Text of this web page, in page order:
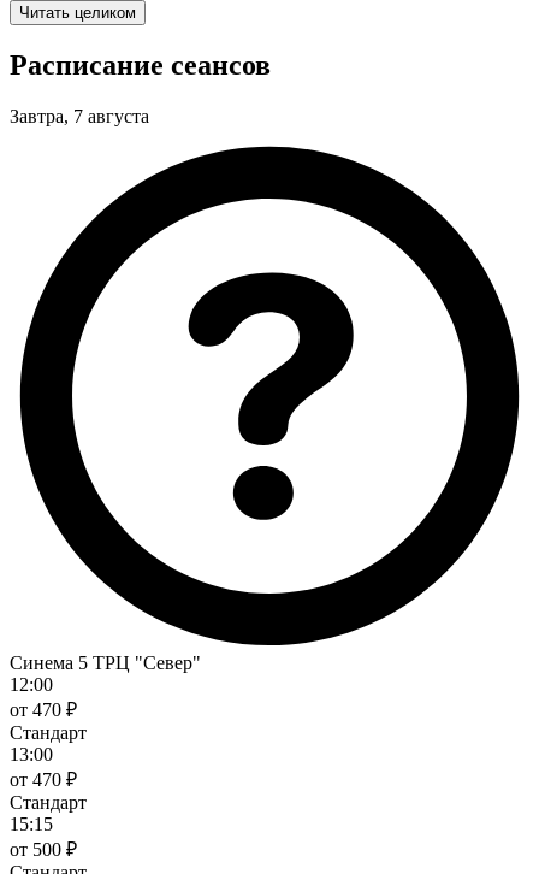
Читать целиком
Расписание сеансов
Завтра, 7 августа
Синема 5 ТРЦ "Север"
12:00
от 470 ₽
Стандарт
13:00
от 470 ₽
Стандарт
15:15
от 500 ₽